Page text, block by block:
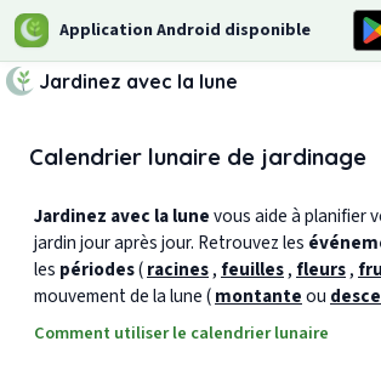
Application Android disponible
Jardinez avec la lune
Calendrier lunaire de jardinage
Jardinez avec la lunevous aide à planifier
jardin jour après jour. Retrouvez les
les périodes(racines, feuilles, fleurs,
mouvement de la lune (montanteou
Comment utiliser le calendrier lunaire